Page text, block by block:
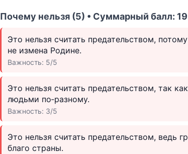
Почему нельзя (5) • Суммарный балл: 19
Это нельзя считать предательством,
не измена Родине.
Важность: 5/5
Это нельзя считать предательством, так
людьми по‑разному.
Важность: 3/5
Это нельзя считать предательством, ведь
благо страны.